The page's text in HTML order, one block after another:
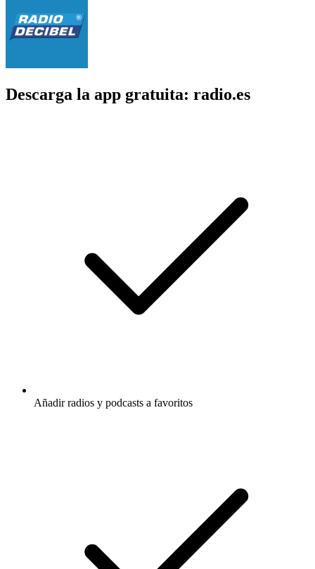
Descarga la app gratuita: radio.es
Añadir radios y podcasts a favoritos